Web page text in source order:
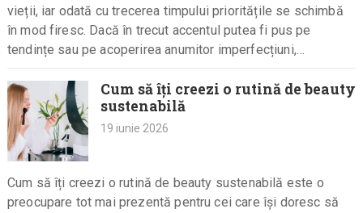
vieții, iar odată cu trecerea timpului prioritățile se schimbă
în mod firesc. Dacă în trecut accentul putea fi pus pe
tendințe sau pe acoperirea anumitor imperfecțiuni,…
Cum să îți creezi o rutină de beauty
sustenabilă
19 iunie 2026
Cum să îți creezi o rutină de beauty sustenabilă este o
preocupare tot mai prezentă pentru cei care își doresc să